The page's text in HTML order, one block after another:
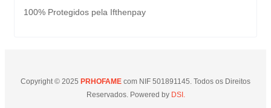
100% Protegidos pela Ifthenpay
Copyright © 2025 PRHOFAME com NIF 501891145. Todos os Direitos
Reservados. Powered byDSI.